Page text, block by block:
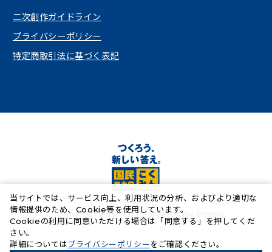
二次創作ガイドライン
プライバシーポリシー
特定商取引法に基づく表記
Copyright© Democratic Party For the People.
当サイトでは、サービス向上、利用状況の分析、およびより適切な
情報提供のため、Cookie等を使用しています。
Cookieの利用に同意いただける場合は「同意する」を押してくだ
さい。
詳細についてはプライバシーポリシー（新しいタブで開く）
をご確認ください。